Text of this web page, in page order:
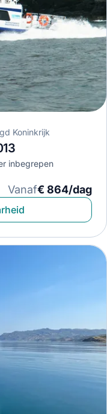
Koninkrijk
inbegrepen
Vanaf€ 864/dag